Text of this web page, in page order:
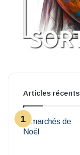
Articles récents